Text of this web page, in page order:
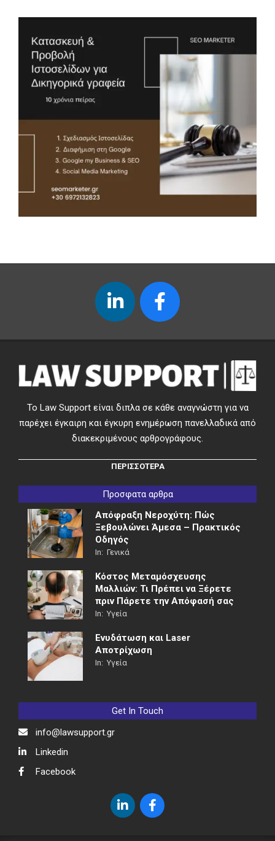
Το Law Support είναι διπλα σε κάθε αναγνώστη για να
παρέχει έγκαιρη και έγκυρη ενημέρωση πανελλαδικά από
διακεκριμένους αρθρογράφους.
ΠΕΡΙΣΣΟΤΕΡΑ
Προσφατα αρθρα
Απόφραξη Νεροχύτη: Πώς
Ξεβουλώνει Άμεσα – Πρακτικός
Οδηγός
In: Γενικά
Κόστος Μεταμόσχευσης
Μαλλιών: Τι Πρέπει να Ξέρετε
πριν Πάρετε την Απόφασή σας
In: Υγεία
Ενυδάτωση και Laser
Αποτρίχωση
In: Υγεία
Get In Touch
info@lawsupport.gr
Linkedin
Facebook